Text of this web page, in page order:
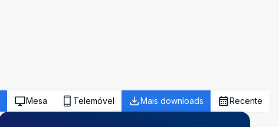
Mesa Telemóvel Mais downloads Recente